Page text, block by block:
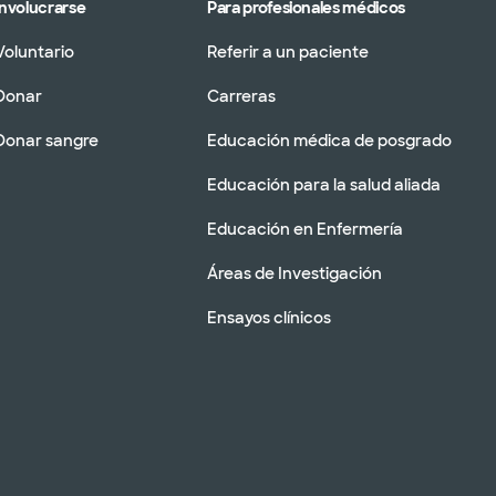
sangre
Para profesionales médicos
Referir a un paciente
Carreras
Educación médica de posgrado
Educación para la salud aliada
Educación en Enfermería
Áreas de Investigación
Ensayos clínicos